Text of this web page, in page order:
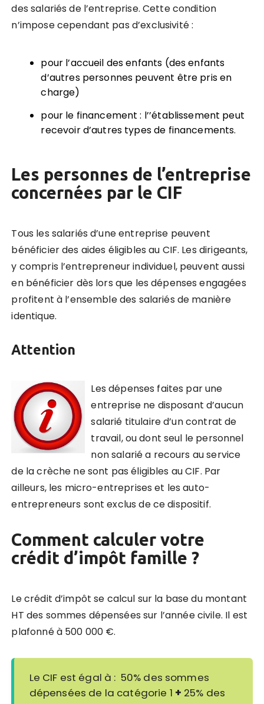
des salariés de l’entreprise. Cette condition
n’impose cependant pas d’exclusivité :
pour l’accueil des enfants (des enfants
d’autres personnes peuvent être pris en
charge)
pour le financement : l’’établissement peut
recevoir d’autres types de financements.
Les personnes de l’entreprise
concernées par le CIF
Tous les salariés d’une entreprise peuvent
bénéficier des aides éligibles au CIF. Les dirigeants,
y compris l’entrepreneur individuel, peuvent aussi
en bénéficier dès lors que les dépenses engagées
profitent à l’ensemble des salariés de manière
identique.
Attention
Les dépenses faites par une
entreprise ne disposant d’aucun
salarié titulaire d’un contrat de
travail, ou dont seul le personnel
non salarié a recours au service
de la crèche ne sont pas éligibles au CIF. Par
ailleurs, les micro-entreprises et les auto-
entrepreneurs sont exclus de ce dispositif.
Comment calculer votre
crédit d’impôt famille ?
Le crédit d’impôt se calcul sur la base du montant
HT des sommes dépensées sur l’année civile. Il est
plafonné à 500 000 €.
Le CIF est égal à : 50% des sommes
dépensées de la catégorie 1 + 25% des